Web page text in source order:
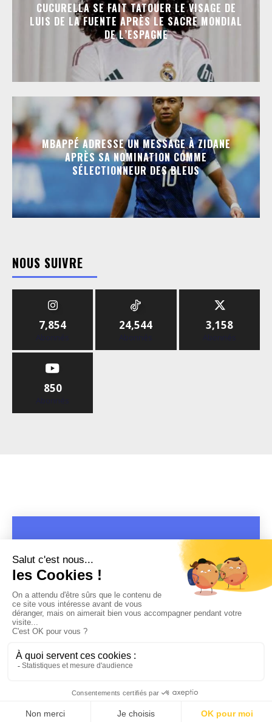
CUCURELLA SE FAIT TATOUER LE VISAGE DE
LUIS DE LA FUENTE APRÈS LE SACRE MONDIAL
DE L’ESPAGNE
MBAPPÉ ADRESSE UN MESSAGE À ZIDANE
APRÈS SA NOMINATION COMME
SÉLECTIONNEUR DES BLEUS
NOUS SUIVRE
7,854
Abonnés
24,544
Abonnés
3,158
Abonnés
850
Abonnés
MENTIONS LÉGALES-POLITIQUE DE CONFIDENTIALITÉ